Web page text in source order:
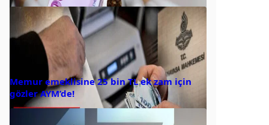
Memur emeklisine 25 bin TL ek zam için
gözler AYM’de!